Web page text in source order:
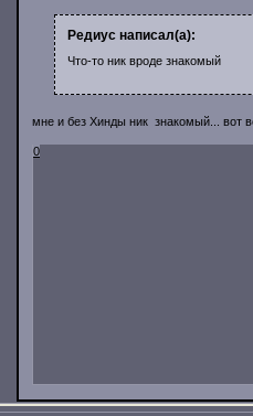
Редиус написал(а):
Что-то ник вроде знакомый
мне и без Хинды ник знакомый... вот
0